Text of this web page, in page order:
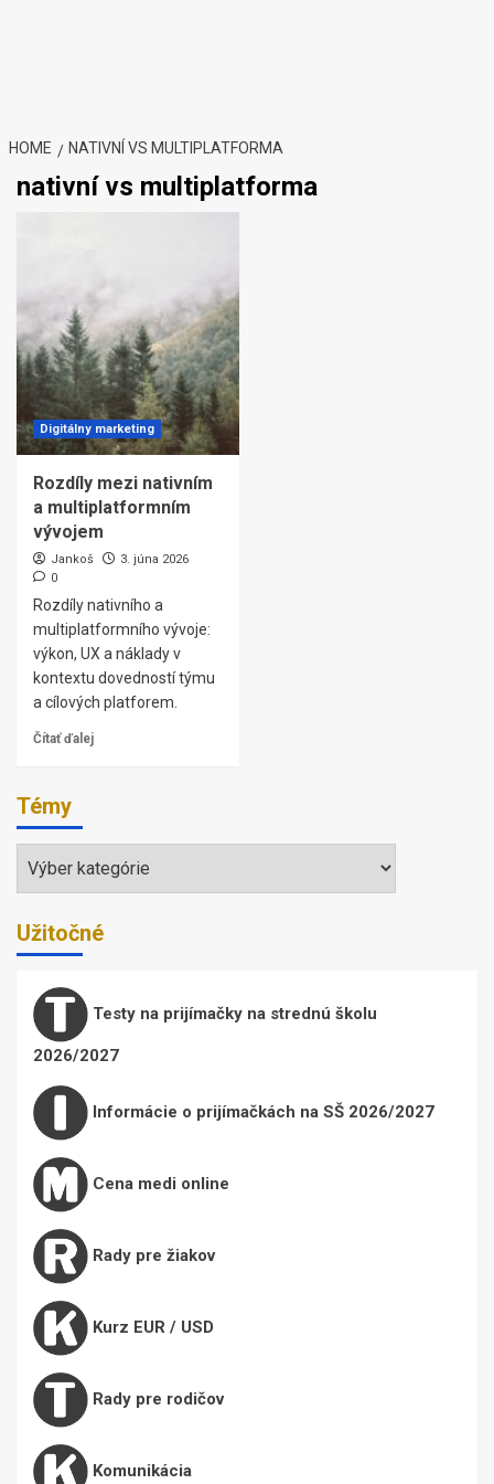
HOME NATIVNÍ VS MULTIPLATFORMA
nativní vs multiplatforma
Digitálny marketing
Rozdíly mezi nativním
a multiplatformním
vývojem
Jankoš
3. júna 2026
0
Rozdíly nativního a
multiplatformního vývoje:
výkon, UX a náklady v
kontextu dovedností týmu
a cílových platforem.
Čítať ďalej
Témy
Témy
Užitočné
Testy na prijímačky na strednú školu
2026/2027
Informácie o prijímačkách na SŠ 2026/2027
Cena medi online
Rady pre žiakov
Kurz EUR / USD
Rady pre rodičov
Komunikácia